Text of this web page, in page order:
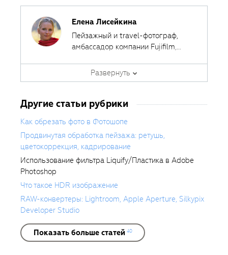
Елена Лисейкина
Пейзажный и travel-фотограф,
амбассадор компании Fujifilm,
фото". Победитель и призер
международных конкурсов
классов по пейзажной фотосъемке
Автор курсовFotoshkola.net
Развернуть
Другие статьи рубрики
Как обрезать фото в Фотошопе
Продвинутая обработка пейзажа: ретушь,
цветокоррекция, кадрирование
Использование фильтра Liquify/Пластика в Adobe
Photoshop
Что такое HDR изображение
RAW-конвертеры: Lightroom, Apple Aperture, Silkypix
Developer Studio
Показать больше статей 40